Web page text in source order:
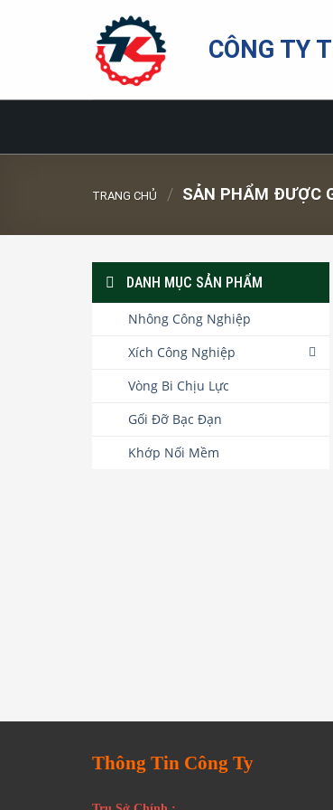
CÔNG TY
TRANG CHỦ / SẢN PHẨM ĐƯỢC
DANH MỤC SẢN PHẨM
Nhông Công Nghiệp
Xích Công Nghiệp
Vòng Bi Chịu Lực
Gối Đỡ Bạc Đạn
Khớp Nối Mềm
Thông Tin Công Ty